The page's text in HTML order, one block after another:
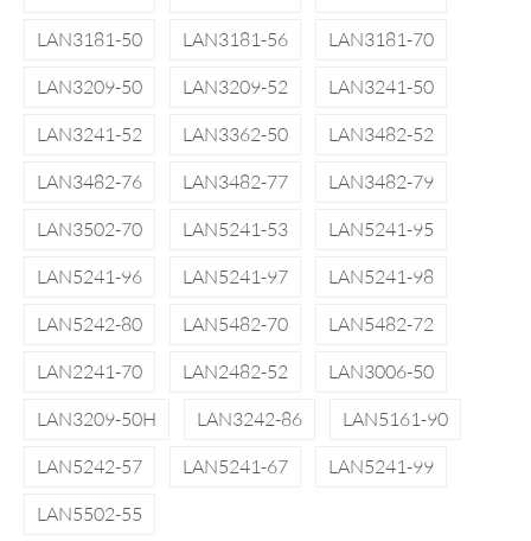
LAN3181-50
LAN3181-56
LAN3181-70
LAN3209-50
LAN3209-52
LAN3241-50
LAN3241-52
LAN3362-50
LAN3482-52
LAN3482-76
LAN3482-77
LAN3482-79
LAN3502-70
LAN5241-53
LAN5241-95
LAN5241-96
LAN5241-97
LAN5241-98
LAN5242-80
LAN5482-70
LAN5482-72
LAN2241-70
LAN2482-52
LAN3006-50
LAN3209-50H
LAN3242-86
LAN5161-90
LAN5242-57
LAN5241-67
LAN5241-99
LAN5502-55